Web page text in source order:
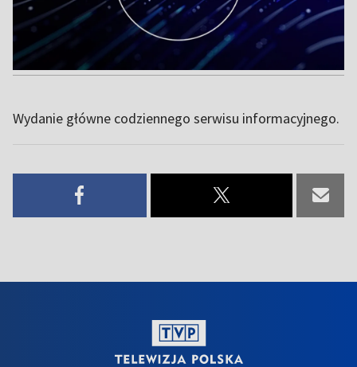
Wydanie główne codziennego serwisu informacyjnego.